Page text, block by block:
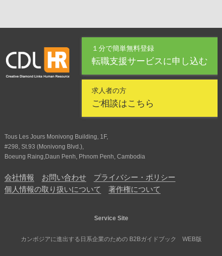
１分で簡単無料登録
転職支援サービスに申し込む
求人者の方
ご相談はこちら
Tous Les Jours Monivong Building, 1F,
#298, St.93 (Monivong Blvd.),
Boeung Raing,Daun Penh, Phnom Penh, Cambodia
会社情報 お問い合わせ
プライバシー・ポリシー
個人情報の取り扱いについて
著作権について
Service Site
カンボジアに進出する日系企業のための B2Bガイドブック WEB版